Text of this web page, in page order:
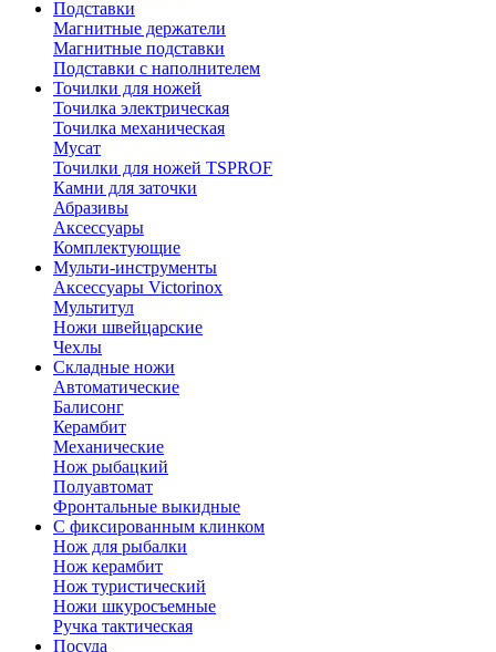
Подставки
Магнитные держатели
Магнитные подставки
Подставки с наполнителем
Точилки для ножей
Точилка электрическая
Точилка механическая
Мусат
Точилки для ножей TSPROF
Камни для заточки
Абразивы
Аксессуары
Комплектующие
Мульти-инструменты
Аксессуары Victorinox
Мультитул
Ножи швейцарские
Чехлы
Складные ножи
Автоматические
Балисонг
Керамбит
Механические
Нож рыбацкий
Полуавтомат
Фронтальные выкидные
С фиксированным клинком
Нож для рыбалки
Нож керамбит
Нож туристический
Ножи шкуросъемные
Ручка тактическая
Посуда